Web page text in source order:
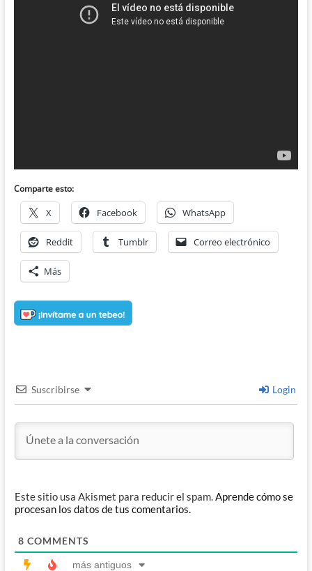
Comparte esto:
X Facebook WhatsApp
Reddit Tumblr Correo electrónico
Más
Suscribirse Login
Este sitio usa Akismet para reducir el spam.Aprende cómo se
procesan los datos de tus comentarios.
8 COMMENTS
más antiguos